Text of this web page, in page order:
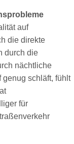
auf
die direkte
durch die
nächtliche
genug schläft, fühlt
für